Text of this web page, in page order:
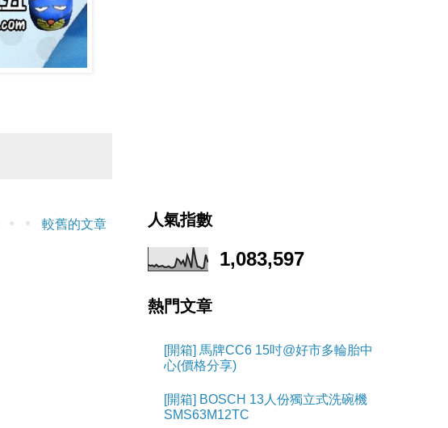
較舊的文章 人氣指數
1,083,597
熱門文章
[開箱] 馬牌CC6 15吋@好市多輪胎中
心(價格分享)
[開箱] BOSCH 13人份獨立式洗碗機
SMS63M12TC